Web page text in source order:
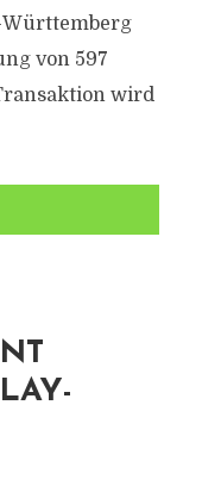
Württemberg
von 597
wird